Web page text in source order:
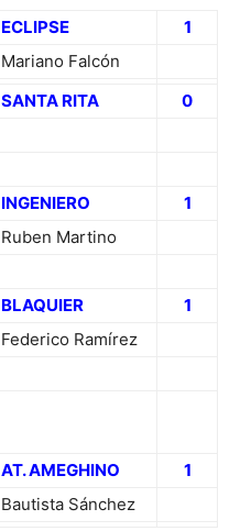
ECLIPSE
1
Mariano Falcón
SANTA RITA
0
INGENIERO
1
Ruben Martino
BLAQUIER
1
Federico Ramírez
AT. AMEGHINO
1
Bautista Sánchez